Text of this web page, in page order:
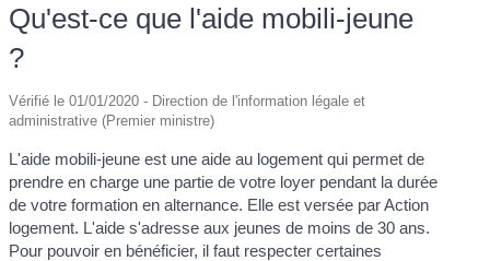
Qu'est-ce que l'aide mobili-jeune
?
Vérifié le 01/01/2020 - Direction de l'information légale et
administrative (Premier ministre)
L'aide mobili-jeune est une aide au logement qui permet de
prendre en charge une partie de votre loyer pendant la durée
de votre formation en alternance. Elle est versée par Action
logement. L'aide s'adresse aux jeunes de moins de 30 ans.
Pour pouvoir en bénéficier, il faut respecter certaines